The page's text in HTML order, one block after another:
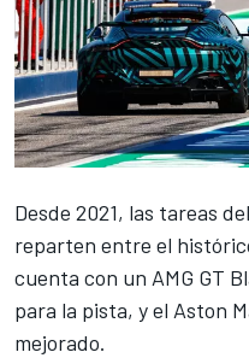
Desde 2021, las tareas
reparten entre el
cuenta con un AMG GT
para la pista, y el Aston
mejorado.